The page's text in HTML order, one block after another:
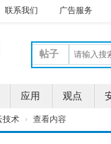
联系我们 广告服务
帖子
应用 观点
技术 › 查看内容